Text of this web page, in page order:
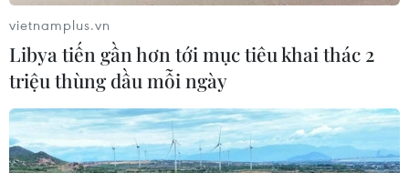
vietnamplus.vn
Libya tiến gần hơn tới mục tiêu khai thác 2
triệu thùng dầu mỗi ngày